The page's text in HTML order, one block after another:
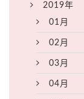
2019年
01月
02月
03月
04月